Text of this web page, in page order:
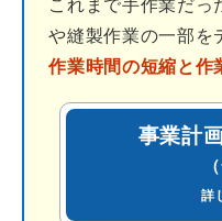
これまで手作業だっ
や縫製作業の一部を
作業時間の短縮と作
事業計
詳